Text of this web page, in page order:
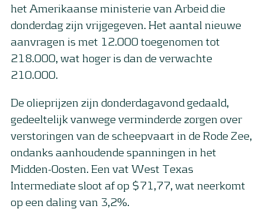
het Amerikaanse ministerie van Arbeid die
donderdag zijn vrijgegeven. Het aantal nieuwe
aanvragen is met 12.000 toegenomen tot
218.000, wat hoger is dan de verwachte
210.000.
De olieprijzen zijn donderdagavond gedaald,
gedeeltelijk vanwege verminderde zorgen over
verstoringen van de scheepvaart in de Rode Zee,
ondanks aanhoudende spanningen in het
Midden-Oosten. Een vat West Texas
Intermediate sloot af op $71,77, wat neerkomt
op een daling van 3,2%.